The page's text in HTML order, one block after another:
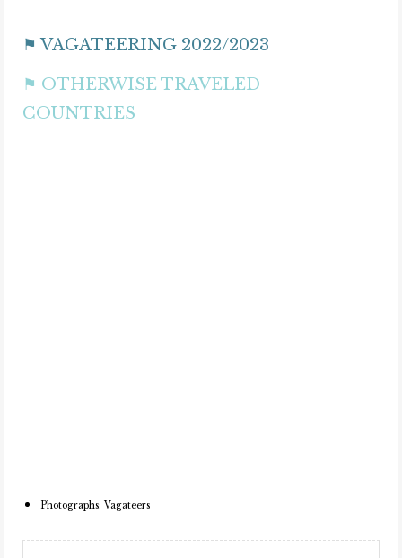
⚑ VAGATEERING 2022/2023
⚑ OTHERWISE TRAVELED
COUNTRIES
Photographs: Vagateers